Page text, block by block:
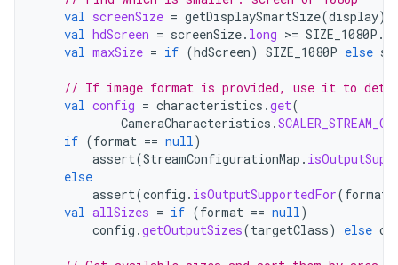
val screenSize = getDisplaySmartSize(display)
val hdScreen = screenSize. long >= SIZE_1080P .
val maxSize = if (hdScreen) SIZE_1080P else
// If image format is provided, use it to
val config = characteristics .get(
CameraCharacteristics .
if (format == null)
assert(StreamConfigurationMap .
else
assert(config . isOutputSupportedFor(format
val allSizes = if (format == null)
config .getOutputSizes(targetClass) else